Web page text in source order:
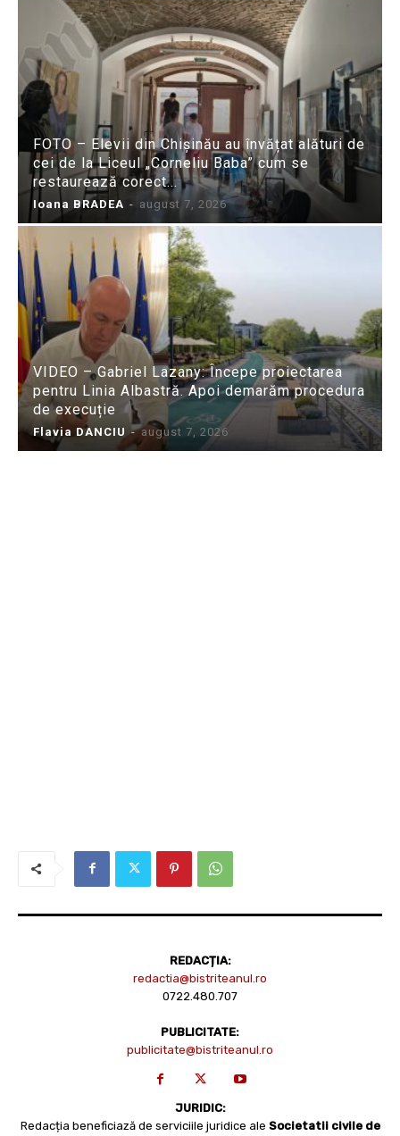
FOTO – Elevii din Chișinău au învățat alături de
cei de la Liceul „Corneliu Baba” cum se
restaurează corect...
Ioana BRADEA - august 7, 2026
VIDEO – Gabriel Lazany: Începe proiectarea
pentru Linia Albastră. Apoi demarăm procedura
de execuție
Flavia DANCIU - august 7, 2026
REDACȚIA:
redactia@bistriteanul.ro
0722.480.707
PUBLICITATE:
publicitate@bistriteanul.ro
JURIDIC:
Redacția beneficiază de serviciile juridice ale Societatii civile de